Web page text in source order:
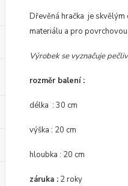
Dřevěná hračka je
materiálu a pro
Výrobek se vyznačuje
rozměr balení :
délka : 30 cm
výška : 20 cm
hloubka : 20 cm
záruka :2 roky